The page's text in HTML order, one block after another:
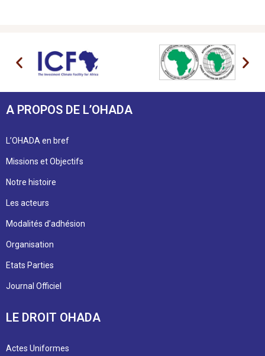
A PROPOS DE L’OHADA
L’OHADA en bref
Missions et Objectifs
Notre histoire
Les acteurs
Modalités d’adhésion
Organisation
Etats Parties
Journal Officiel
LE DROIT OHADA
Actes Uniformes